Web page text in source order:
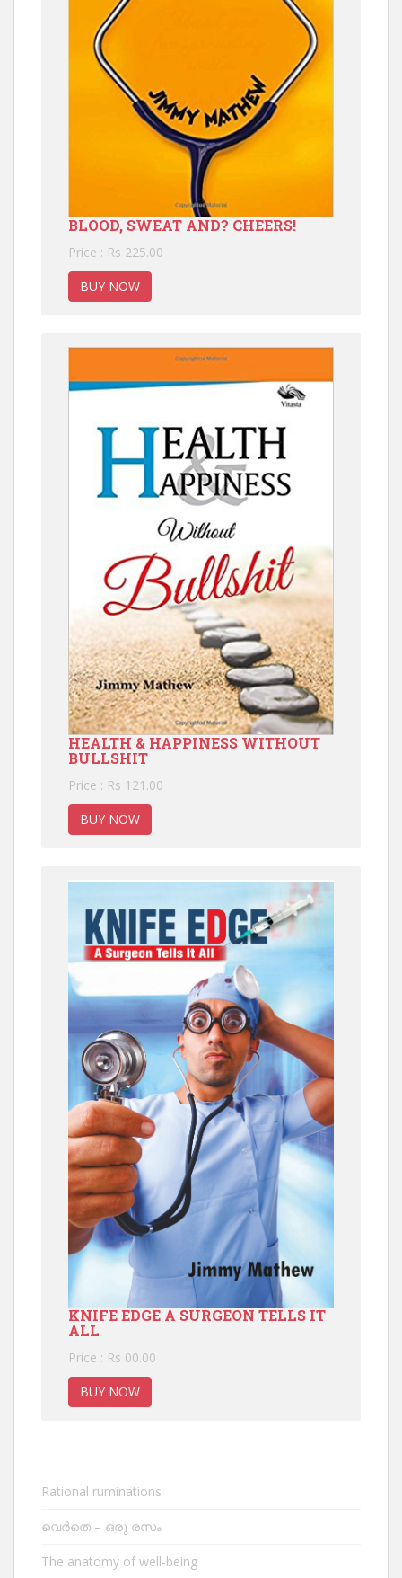
BLOOD, SWEAT AND? CHEERS!
Price : Rs 225.00
BUY NOW
HEALTH & HAPPINESS WITHOUT
BULLSHIT
Price : Rs 121.00
BUY NOW
KNIFE EDGE A SURGEON TELLS IT
ALL
Price : Rs 00.00
BUY NOW
Rational ruminations
വെർതെ – ഒരു രസം
The anatomy of well-being